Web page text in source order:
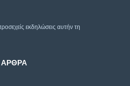
εκδηλώσεις αυτήν τη